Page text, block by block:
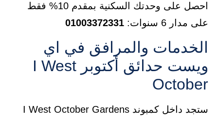
احصل على وحدتك السكنية بمقدم 10% فقط
على مدار 6 سنوات:
01003372331
الخدمات والمرافق في اي
ويست حدائق أكتوبر I West
October
ستجد داخل كمبوند I West October Gardens